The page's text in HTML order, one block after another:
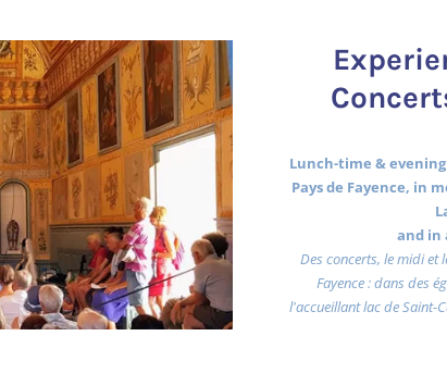
Lunch-time &
Pays de Fayence, in
and in
Des concerts, le midi et
Fayence : dans des
l'accueillant lac de Saint-